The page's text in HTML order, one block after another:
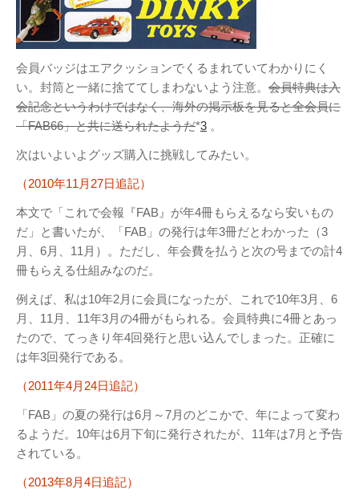
会員バッジはエアクッションでくるまれていてわかりにく
い。封筒と一緒に捨ててしまわないよう注意。 会員特典は入
会記念というわけではなく、海外の掲示板を見ると全会員に
「FAB66」と共に送られたようだ*3 。
次はいよいよグッズ購入に挑戦してみたい。
（2010年11月27日追記）
本文で「これで会報『FAB』が年4冊もらえるなら安いもの
だ」と書いたが、「FAB」の発行は年3冊だとわかった（3
月、6月、11月）。ただし、年会費を払うと次の号までの計4
冊もらえる仕組みなのだ。
例えば、私は10年2月に会員になったが、これで10年3月、6
月、11月、11年3月の4冊がもられる。会員特典に4冊とあっ
たので、てっきり年4回発行と思い込んでしまった。正確に
は年3回発行である。
（2011年4月24日追記）
「FAB」の夏の発行は6月～7月のどこかで、年によって変わ
るようだ。10年は6月下旬に発行されたが、11年は7月と予告
されている。
（2013年8月4日追記）